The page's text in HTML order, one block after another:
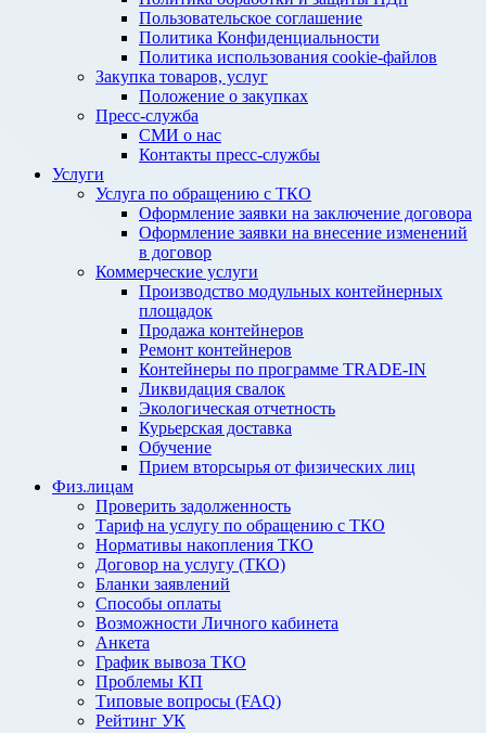
Пользовательское соглашение
Политика Конфиденциальности
Политика использования cookie-файлов
Закупка товаров, услуг
Положение о закупках
Пресс-служба
СМИ о нас
Контакты пресс-службы
Услуги
Услуга по обращению с ТКО
Оформление заявки на заключение договора
Оформление заявки на внесение изменений
в договор
Коммерческие услуги
Производство модульных контейнерных
площадок
Продажа контейнеров
Ремонт контейнеров
Контейнеры по программе TRADE-IN
Ликвидация свалок
Экологическая отчетность
Курьерская доставка
Обучение
Прием вторсырья от физических лиц
Физ.лицам
Проверить задолженность
Тариф на услугу по обращению с ТКО
Нормативы накопления ТКО
Договор на услугу (ТКО)
Бланки заявлений
Способы оплаты
Возможности Личного кабинета
Анкета
График вывоза ТКО
Проблемы КП
Типовые вопросы (FAQ)
Рейтинг УК